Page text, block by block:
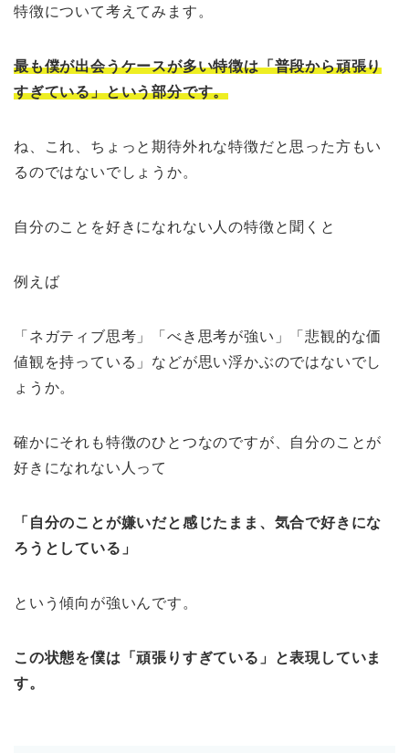
特徴について考えてみます。
最も僕が出会うケースが多い特徴は「普段から頑張り
すぎている」という部分です。
ね、これ、ちょっと期待外れな特徴だと思った方もい
るのではないでしょうか。
自分のことを好きになれない人の特徴と聞くと
例えば
「ネガティブ思考」「べき思考が強い」「悲観的な価
値観を持っている」などが思い浮かぶのではないでし
ょうか。
確かにそれも特徴のひとつなのですが、自分のことが
好きになれない人って
「自分のことが嫌いだと感じたまま、気合で好きにな
ろうとしている」
という傾向が強いんです。
この状態を僕は「頑張りすぎている」と表現していま
す。